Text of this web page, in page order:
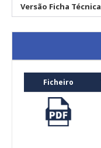
Versão Ficha Técnica
Ficheiro